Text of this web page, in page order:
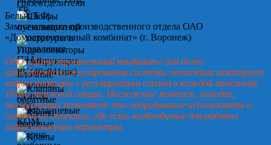
Белых Т.Ф.
Замначальника производственного отдела ОАО
«Домостроительный комбинат» (г. Воронеж)
ОАО «Домостроительный комбинат» для более
качественного регулирования системы отопления монтирует
гидроэлеваторы с регулируемым соплом в каждой панельной
10-ти этажной секции. Несложные монтаж, наладка,
эксплуатация позволяют это оборудование использовать и
сегодня на объектах, где есть необходимые для работы
гидроэлеватора параметры.